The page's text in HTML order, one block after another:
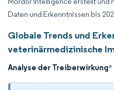
Daten und Erkenntnissen bis
Globale Trends und
veterinärmedizinische
Analyse der Treiberwirkung*